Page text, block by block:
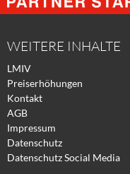
Facebook
Xing
WEITERE INHALTE
LMIV
Preiserhöhungen
Kontakt
AGB
Impressum
Datenschutz
Datenschutz Social Media